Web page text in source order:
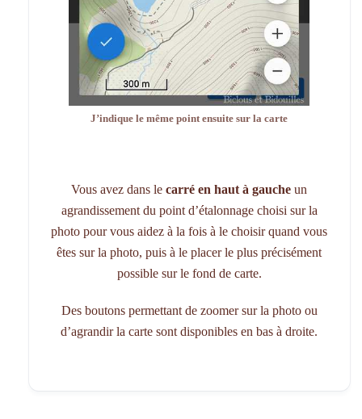
J’indique le même point ensuite sur la carte
Vous avez dans lecarré en haut à gauche un
agrandissement du point d’étalonnage choisi sur la
photo pour vous aidez à la fois à le choisir quand vous
êtes sur la photo, puis à le placer le plus précisément
possible sur le fond de carte.
Des boutons permettant de zoomer sur la photo ou
d’agrandir la carte sont disponibles en bas à droite.